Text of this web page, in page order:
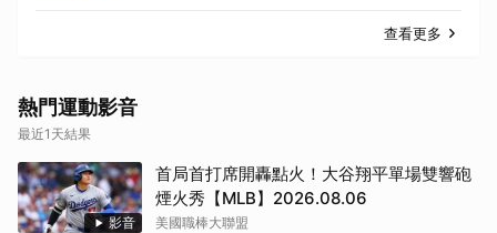
查看更多
熱門運動影音
最近1天結果
影音
首局首打席開轟點火！大谷翔平單場雙響砲
煙火秀【MLB】2026.08.06
美國職棒大聯盟